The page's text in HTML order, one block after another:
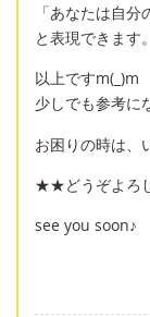
「あなたは自
と表現できます。
以上ですm(_)m
少しでも参考に
お困りの時は、
★★どうぞよろ
see you soon♪